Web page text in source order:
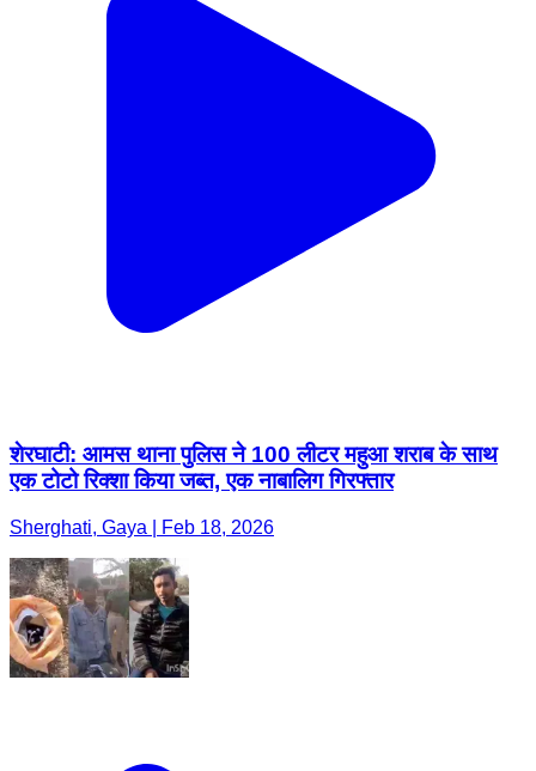
शेरघाटी: आमस थाना पुलिस ने 100 लीटर महुआ शराब के साथ
एक टोटो रिक्शा किया जब्त, एक नाबालिग गिरफ्तार
Sherghati, Gaya | Feb 18, 2026